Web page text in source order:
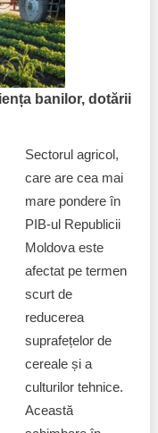
banilor, dotării
Sectorul agricol,
care are cea mai
mare pondere în
PIB-ul Republicii
Moldova este
afectat pe termen
scurt de
reducerea
suprafețelor de
cereale și a
culturilor tehnice.
Această